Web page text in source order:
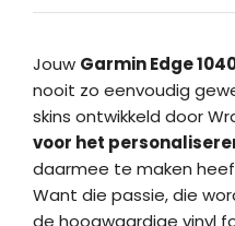
Jouw Garmin Edge
nooit zo eenvoudig
skins ontwikkeld door
voor het
daarmee te maken
Want die passie, die
de hoogwaardige vinyl